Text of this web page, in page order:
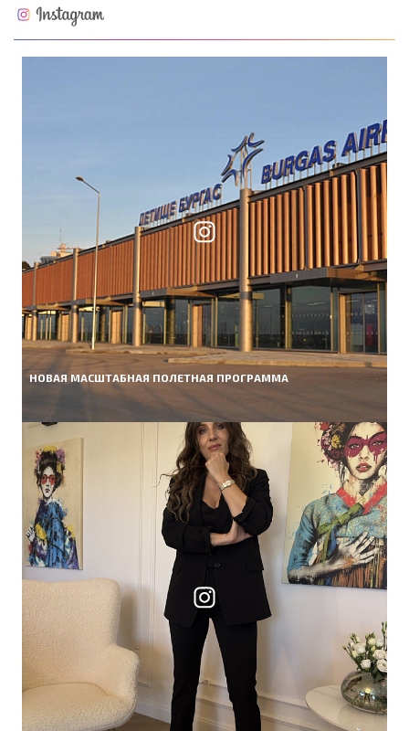
НОВАЯ МАСШТАБНАЯ ПОЛЕТНАЯ ПРОГРАММА